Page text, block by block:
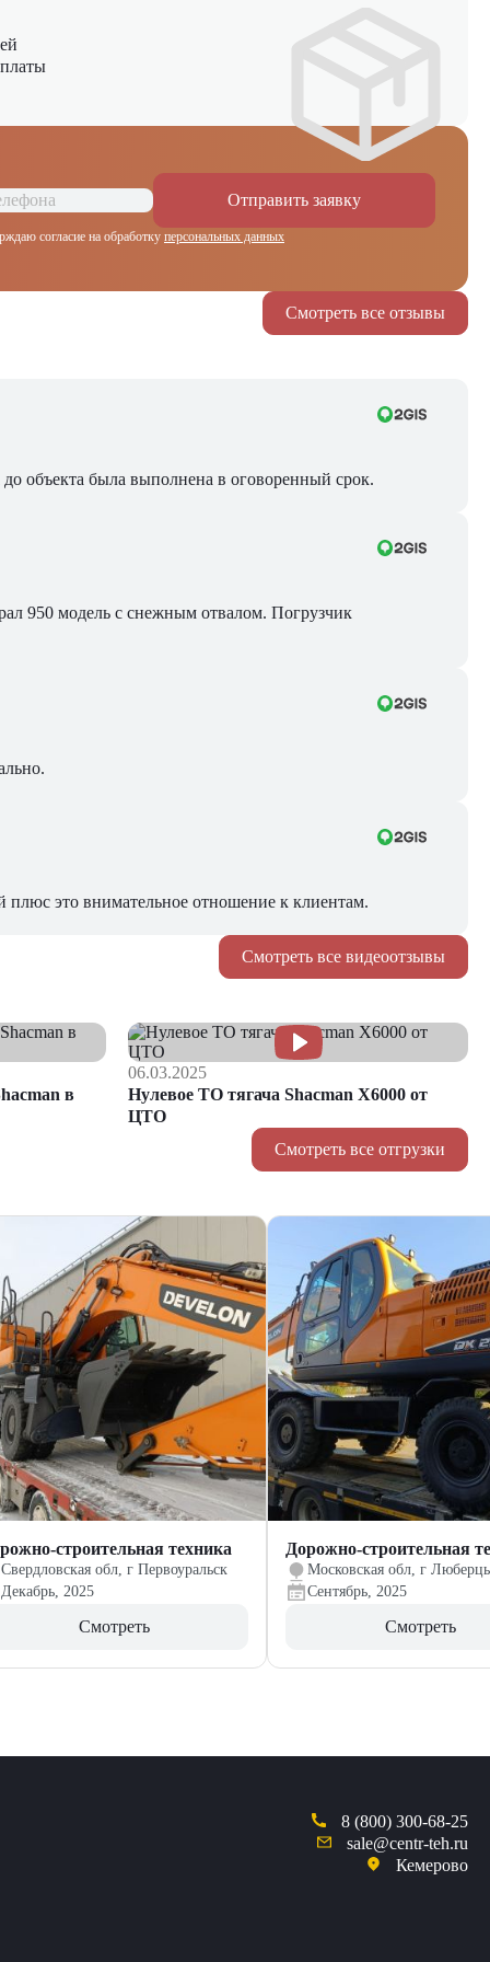
Отправить заявку
согласие на обработку персональных данных
Смотреть все отзывы
объекта была выполнена в оговоренный срок.
950 модель с снежным отвалом. Погрузчик
плюс это внимательное отношение к клиентам.
Смотреть все видеоотзывы
в
06.03.2025
Нулевое ТО тягача Shacman Х6000 от
ЦТО
Смотреть все отгрузки
строительная техника
Свердловская обл, г Первоуральск
Декабрь, 2025
Смотреть
Дорожно-строительная
Московская обл, г
Сентябрь, 2025
Смотреть
8 (800) 300-68-25
sale@centr-teh.ru
Кемерово